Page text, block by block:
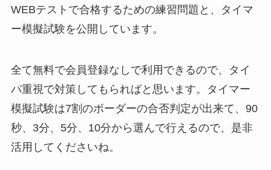
WEBテストで合格するための練習問題と、タイマ
ー模擬試験を公開しています。
全て無料で会員登録なしで利用できるので、タイ
パ重視で対策してもらればと思います。タイマー
模擬試験は7割のボーダーの合否判定が出来て、90
秒、3分、5分、10分から選んで行えるので、是非
活用してくださいね。